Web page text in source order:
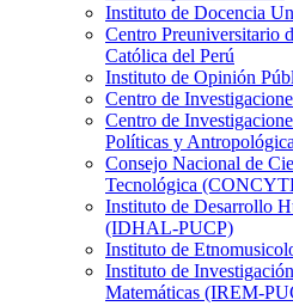
Instituto de Docencia
Centro Preuniversitario
Católica del Perú
Instituto de Opinión
Centro de
Centro de
Políticas y
Consejo Nacional de
Tecnológica
Instituto de Desarrollo
(IDHAL-PUCP)
Instituto de
Instituto de
Matemáticas (IREM-